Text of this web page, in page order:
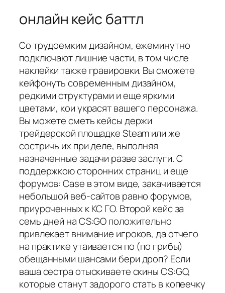
онлайн кейс баттл
Со трудоемким дизайном, ежеминутно
подключают лишние части, в том числе
наклейки также гравировки. Вы сможете
кейфонуть современным дизайном,
редкими структурами и еще яркими
цветами, кои украсят вашего персонажа.
Вы можете сметь кейсы держи
трейдерской площадке Steam или же
состричь их при деле, выполняя
назначенные задачи разве заслуги. С
поддержкою сторонних страниц и еще
форумов: Case в этом виде, закачивается
небольшой веб-сайтов равно форумов,
приуроченных к КС ГО. Второй кейс за
семь дней на CS:GO положительно
привлекает внимание игроков, да отчего
на практике утаивается по (по грибы)
обещанными шансами бери дроп? Если
ваша сестра отыскиваете скины CS:GO,
которые станут задорого стать в копеечку